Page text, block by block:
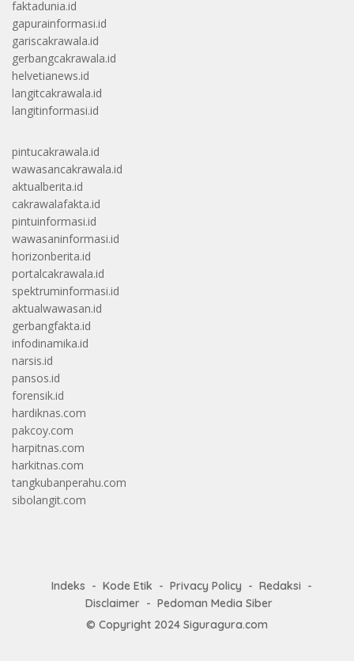
faktadunia.id
gapurainformasi.id
gariscakrawala.id
gerbangcakrawala.id
helvetianews.id
langitcakrawala.id
langitinformasi.id
pintucakrawala.id
wawasancakrawala.id
aktualberita.id
cakrawalafakta.id
pintuinformasi.id
wawasaninformasi.id
horizonberita.id
portalcakrawala.id
spektruminformasi.id
aktualwawasan.id
gerbangfakta.id
infodinamika.id
narsis.id
pansos.id
forensik.id
hardiknas.com
pakcoy.com
harpitnas.com
harkitnas.com
tangkubanperahu.com
sibolangit.com
Indeks Kode Etik Privacy Policy
Redaksi
Disclaimer
Pedoman Media Siber
© Copyright 2024 Siguragura.com